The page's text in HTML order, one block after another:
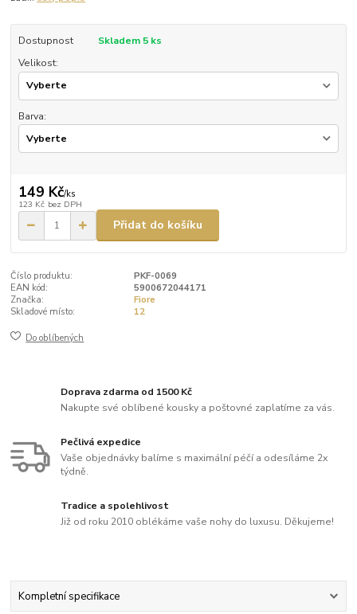
Dostupnost
Skladem 5 ks
Velikost:
Barva:
149 Kč/ks
123 Kč bez DPH
Přidat do košíku
Číslo produktu:
PKF-0069
EAN kód:
5900672044171
Značka:
Fiore
Skladové místo:
12
Do oblíbených
Doprava zdarma od 1500 Kč
Nakupte své oblíbené kousky a poštovné zaplatíme za vás.
Pečlivá expedice
Vaše objednávky balíme s maximální péčí a odesíláme 2x
týdně.
Tradice a spolehlivost
Již od roku 2010 oblékáme vaše nohy do luxusu. Děkujeme!
Kompletní specifikace